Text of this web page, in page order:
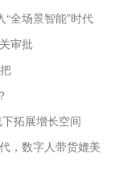
全场景智能”时代
审批
拓展增长空间
，数字人带货媲美